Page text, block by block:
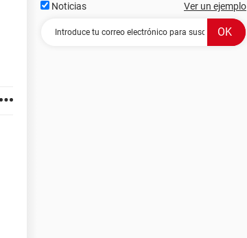
Noticias Ver un ejemplo